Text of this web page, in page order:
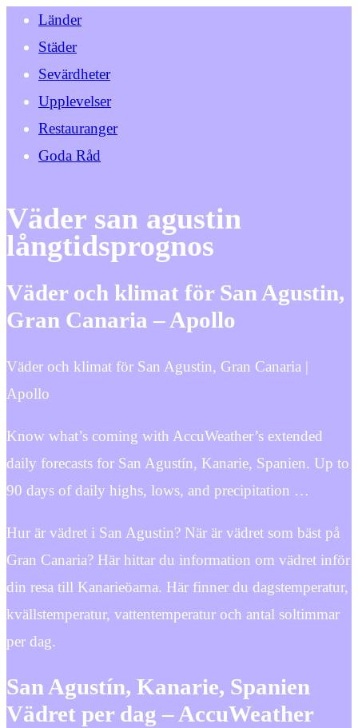
Länder
Städer
Sevärdheter
Upplevelser
Restauranger
Goda Råd
Väder san agustin
långtidsprognos
Väder och klimat för San Agustin,
Gran Canaria – Apollo
Väder och klimat för San Agustin, Gran Canaria |
Apollo
Know what’s coming with AccuWeather’s extended
daily forecasts for San Agustín, Kanarie, Spanien. Up to
90 days of daily highs, lows, and precipitation …
Hur är vädret i San Agustin? När är vädret som bäst på
Gran Canaria? Här hittar du information om vädret inför
din resa till Kanarieöarna. Här finner du dagstemperatur,
kvällstemperatur, vattentemperatur och antal soltimmar
per dag.
San Agustín, Kanarie, Spanien
Vädret per dag – AccuWeather